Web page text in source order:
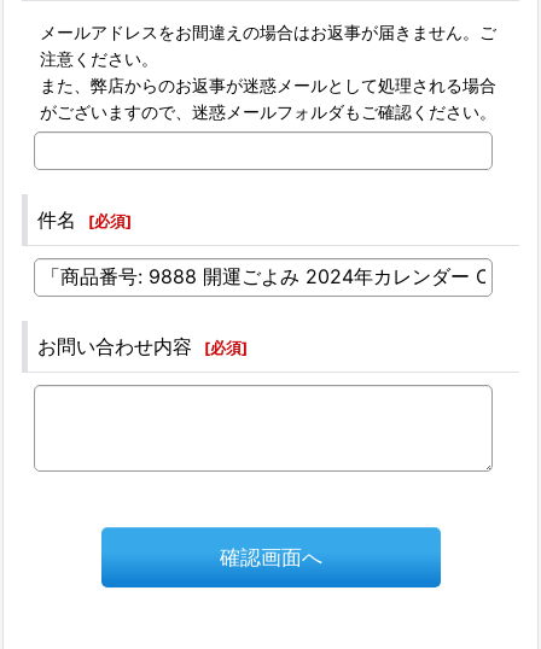
メールアドレスをお間違えの場合はお返事が届きません。ご
注意ください。
また、弊店からのお返事が迷惑メールとして処理される場合
がございますので、迷惑メールフォルダもご確認ください。
件名 [必須]
お問い合わせ内容 [必須]
確認画面へ